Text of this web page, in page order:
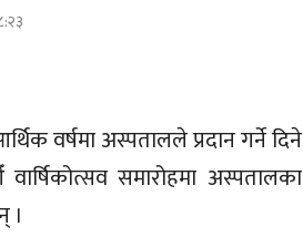
वर्षमा अस्पतालले प्रदान गर्ने दिने
समारोहमा अस्पतालका
।